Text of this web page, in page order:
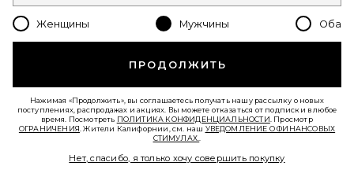
КЛОГИ LONDON
Favorite САНДАЛИИ ARIZONA
Женщины Мужчины Оба
ПРОДОЛЖИТЬ
Нажимая «Продолжить», вы соглашаетесь получать нашу рассылку о новых
поступлениях, распродажах и акциях. Вы можете отказаться от подписки в любое
время. Посмотреть ПОЛИТИКА КОНФИДЕНЦИАЛЬНОСТИ . Просмотр
ОГРАНИЧЕНИЯ . Жители Калифорнии, см. наш УВЕДОМЛЕНИЕ О ФИНАНСОВЫХ
СТИМУЛАХ.
Нет, спасибо, я только хочу совершить покупку